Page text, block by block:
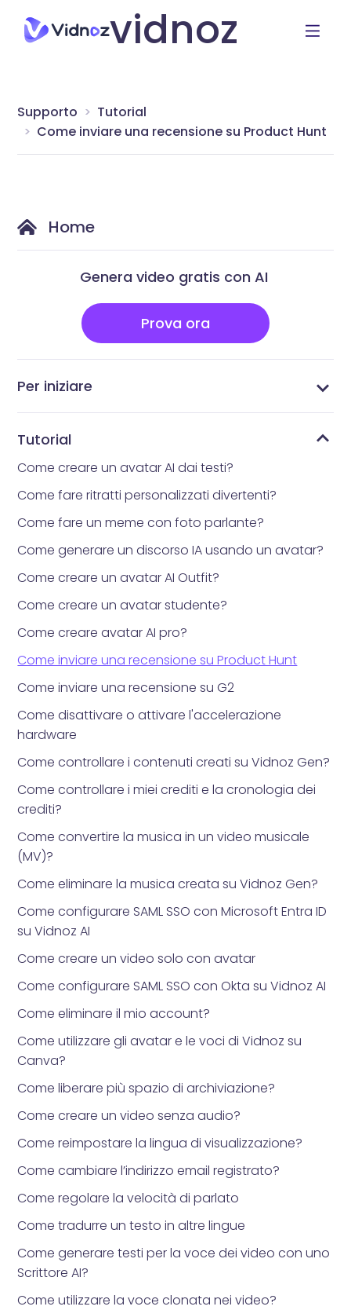
vidnoz
Supporto
Tutorial
Come inviare una recensione su Product Hunt
Home
Genera video gratis con AI
Prova ora
Per iniziare
Tutorial
Come creare un avatar AI dai testi?
Come fare ritratti personalizzati divertenti?
Come fare un meme con foto parlante?
Come generare un discorso IA usando un avatar?
Come creare un avatar AI Outfit?
Come creare un avatar studente?
Come creare avatar AI pro?
Come inviare una recensione su Product Hunt
Come inviare una recensione su G2
Come disattivare o attivare l'accelerazione
hardware
Come controllare i contenuti creati su Vidnoz Gen?
Come controllare i miei crediti e la cronologia dei
crediti?
Come convertire la musica in un video musicale
(MV)?
Come eliminare la musica creata su Vidnoz Gen?
Come configurare SAML SSO con Microsoft Entra ID
su Vidnoz AI
Come creare un video solo con avatar
Come configurare SAML SSO con Okta su Vidnoz AI
Come eliminare il mio account?
Come utilizzare gli avatar e le voci di Vidnoz su
Canva?
Come liberare più spazio di archiviazione?
Come creare un video senza audio?
Come reimpostare la lingua di visualizzazione?
Come cambiare l’indirizzo email registrato?
Come regolare la velocità di parlato
Come tradurre un testo in altre lingue
Come generare testi per la voce dei video con uno
Scrittore AI?
Come utilizzare la voce clonata nei video?